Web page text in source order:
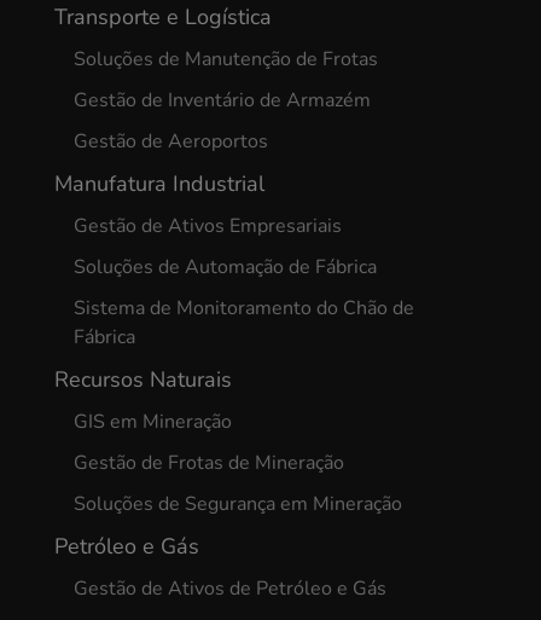
Transporte e Logística
Soluções de Manutenção de Frotas
Gestão de Inventário de Armazém
Gestão de Aeroportos
Manufatura Industrial
Gestão de Ativos Empresariais
Soluções de Automação de Fábrica
Sistema de Monitoramento do Chão de
Fábrica
Recursos Naturais
GIS em Mineração
Gestão de Frotas de Mineração
Soluções de Segurança em Mineração
Petróleo e Gás
Gestão de Ativos de Petróleo e Gás